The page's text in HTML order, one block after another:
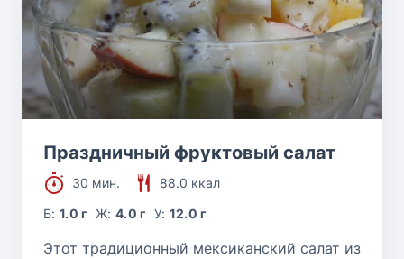
Праздничный фруктовый салат
30 мин.
88.0 ккал
Б:1.0 г Ж: 4.0 г У: 12.0 г
Этот традиционный мексиканский салат из